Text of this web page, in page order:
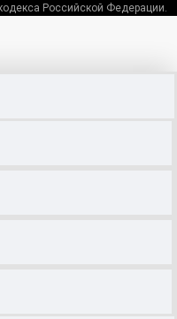
Российской Федерации.